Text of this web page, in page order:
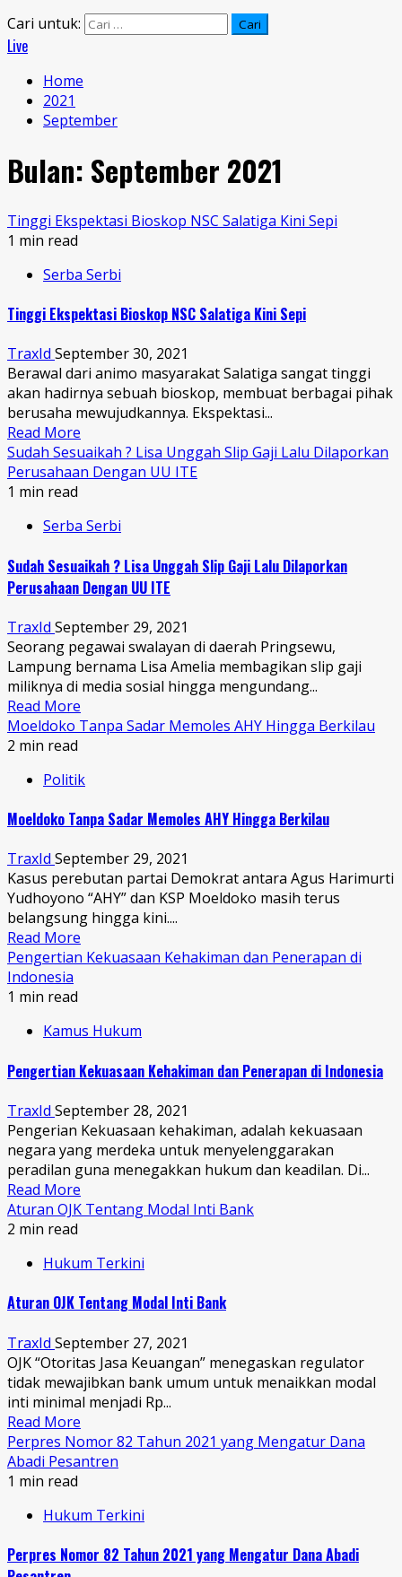
Cari untuk:
Live
Home
2021
September
Bulan: September 2021
Tinggi Ekspektasi Bioskop NSC Salatiga Kini Sepi
1 min read
Serba Serbi
Tinggi Ekspektasi Bioskop NSC Salatiga Kini Sepi
TraxId September 30, 2021
Berawal dari animo masyarakat Salatiga sangat tinggi
akan hadirnya sebuah bioskop, membuat berbagai pihak
berusaha mewujudkannya. Ekspektasi...
Read More
Sudah Sesuaikah ? Lisa Unggah Slip Gaji Lalu Dilaporkan
Perusahaan Dengan UU ITE
1 min read
Serba Serbi
Sudah Sesuaikah ? Lisa Unggah Slip Gaji Lalu Dilaporkan
Perusahaan Dengan UU ITE
TraxId September 29, 2021
Seorang pegawai swalayan di daerah Pringsewu,
Lampung bernama Lisa Amelia membagikan slip gaji
miliknya di media sosial hingga mengundang...
Read More
Moeldoko Tanpa Sadar Memoles AHY Hingga Berkilau
2 min read
Politik
Moeldoko Tanpa Sadar Memoles AHY Hingga Berkilau
TraxId September 29, 2021
Kasus perebutan partai Demokrat antara Agus Harimurti
Yudhoyono “AHY” dan KSP Moeldoko masih terus
belangsung hingga kini....
Read More
Pengertian Kekuasaan Kehakiman dan Penerapan di
Indonesia
1 min read
Kamus Hukum
Pengertian Kekuasaan Kehakiman dan Penerapan di Indonesia
TraxId September 28, 2021
Pengerian Kekuasaan kehakiman, adalah kekuasaan
negara yang merdeka untuk menyelenggarakan
peradilan guna menegakkan hukum dan keadilan. Di...
Read More
Aturan OJK Tentang Modal Inti Bank
2 min read
Hukum Terkini
Aturan OJK Tentang Modal Inti Bank
TraxId September 27, 2021
OJK “Otoritas Jasa Keuangan” menegaskan regulator
tidak mewajibkan bank umum untuk menaikkan modal
inti minimal menjadi Rp...
Read More
Perpres Nomor 82 Tahun 2021 yang Mengatur Dana
Abadi Pesantren
1 min read
Hukum Terkini
Perpres Nomor 82 Tahun 2021 yang Mengatur Dana Abadi